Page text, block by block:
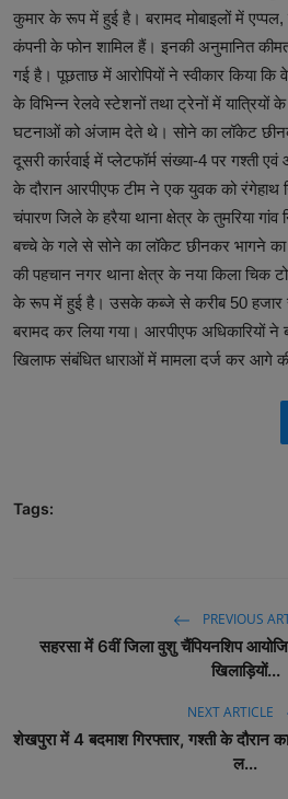
कुमार के रूप में हुई है। बरामद मोबाइलों में एप्पल,
कंपनी के फोन शामिल हैं। इनकी अनुमानित
गई है। पूछताछ में आरोपियों ने स्वीकार किया कि
के विभिन्न रेलवे स्टेशनों तथा ट्रेनों में यात्रियों के
घटनाओं को अंजाम देते थे। सोने का लॉकेट
दूसरी कार्रवाई में प्लेटफॉर्म संख्या-4 पर गश्ती एवं
के दौरान आरपीएफ टीम ने एक युवक को रंगेहाथ
चंपारण जिले के हरैया थाना क्षेत्र के तुमरिया गांव
बच्चे के गले से सोने का लॉकेट छीनकर भागने का
की पहचान नगर थाना क्षेत्र के नया किला चिक
के रूप में हुई है। उसके कब्जे से करीब 50 हजार
बरामद कर लिया गया। आरपीएफ अधिकारियों ने
खिलाफ संबंधित धाराओं में मामला दर्ज कर आगे की
Tags:
PREVIOUS
सहरसा में 6वीं जिला वुशु चैंपियनशिप
खिलाड़ियों...
NEXT ARTICLE
शेखपुरा में 4 बदमाश गिरफ्तार, गश्ती के दौरान
ल...